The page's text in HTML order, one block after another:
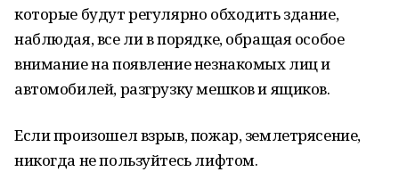
которые будут регулярно обходить здание,
наблюдая, все ли в порядке, обращая особое
внимание на появление незнакомых лиц и
автомобилей, разгрузку мешков и ящиков.
Если произошел взрыв, пожар, землетрясение,
никогда не пользуйтесь лифтом.